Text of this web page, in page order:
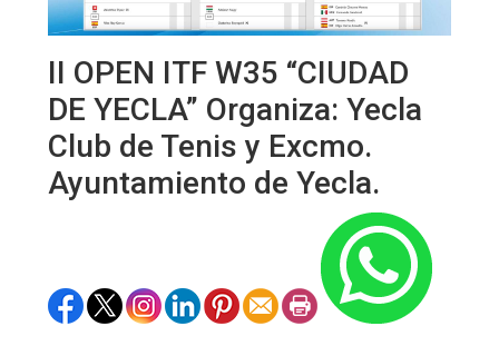
II OPEN ITF W35 “CIUDAD
DE YECLA” Organiza: Yecla
Club de Tenis y Excmo.
Ayuntamiento de Yecla.